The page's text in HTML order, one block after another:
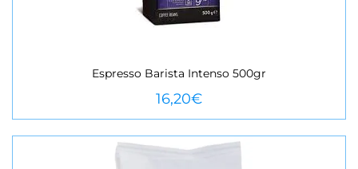
VEURE MÉS
Espresso Barista Intenso 500gr
16,20€